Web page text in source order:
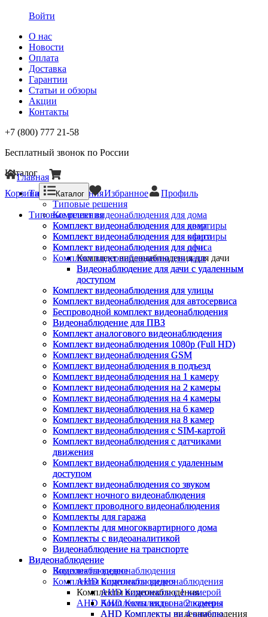
Войти
О нас
Новости
Оплата
Доставка
Гарантии
Статьи и обзоры
Акции
Контакты
+7 (800) 777 21-58
Бесплатный звонок по России
Каталог
Типовые решения
Типовые решения
Комплект видеонаблюдения для дома
Комплект видеонаблюдения для квартиры
Комплект видеонаблюдения для офиса
Комплект видеонаблюдения для дачи
Комплект видеонаблюдения для дачи
Видеонаблюдение для дачи с удаленным
доступом
Комплект видеонаблюдения для улицы
Комплект видеонаблюдения для автосервиса
Беспроводной комплект видеонаблюдения
Видеонаблюдение для ПВЗ
Комплект аналогового видеонаблюдения
Комплект видеонаблюдения 1080p (Full HD)
Комплект видеонаблюдения GSM
Комплект видеонаблюдения в подъезд
Комплект видеонаблюдения на 1 камеру
Комплект видеонаблюдения на 2 камеры
Комплект видеонаблюдения на 4 камеры
Комплект видеонаблюдения на 6 камер
Комплект видеонаблюдения на 8 камер
Комплект видеонаблюдения с SIM-картой
Комплект видеонаблюдения с датчиками
движения
Комплект видеонаблюдения с удаленным
доступом
Комплект видеонаблюдения со звуком
Комплект ночного видеонаблюдения
Комплект проводного видеонаблюдения
Комплекты для гаража
Комплекты для многоквартирного дома
Комплекты с видеоаналитикой
Видеонаблюдение на транспорте
Видеонаблюдение
Видеонаблюдение
Комплекты видеонаблюдения
Комплекты видеонаблюдения
AHD Комплекты видеонаблюдения
AHD Комплекты видеонаблюдения
Главная
Корзина
Каталог Избранное Профиль
Типовые решения
Комплект видеонаблюдения для дома
Комплект видеонаблюдения для квартиры
Комплект видеонаблюдения для офиса
Комплект видеонаблюдения для дачи
Видеонаблюдение для дачи с удаленным
доступом
Комплект видеонаблюдения для улицы
Комплект видеонаблюдения для автосервиса
Беспроводной комплект видеонаблюдения
Видеонаблюдение для ПВЗ
Комплект аналогового видеонаблюдения
Комплект видеонаблюдения 1080p (Full HD)
Комплект видеонаблюдения GSM
Комплект видеонаблюдения в подъезд
Комплект видеонаблюдения на 1 камеру
Комплект видеонаблюдения на 2 камеры
Комплект видеонаблюдения на 4 камеры
Комплект видеонаблюдения на 6 камер
Комплект видеонаблюдения на 8 камер
Комплект видеонаблюдения с SIM-картой
Комплект видеонаблюдения с датчиками
движения
Комплект видеонаблюдения с удаленным
доступом
Комплект видеонаблюдения со звуком
Комплект ночного видеонаблюдения
Комплект проводного видеонаблюдения
Комплекты для гаража
Комплекты для многоквартирного дома
Комплекты с видеоаналитикой
Видеонаблюдение на транспорте
Видеонаблюдение
Комплекты видеонаблюдения
AHD Комплекты видеонаблюдения
AHD Комплекты с 1 камерой
AHD Комплекты на 2 камеры
AHD Комплекты на 4 камеры